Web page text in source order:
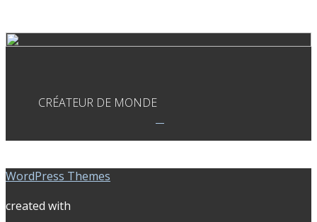
CRÉATEUR DE MONDE
WordPress Themes
created with